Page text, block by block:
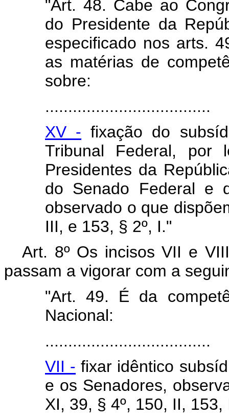
"Art. 48. Cabe ao
do Presidente da
especificado nos arts.
as matérias de
sobre:
....................................
XV - fixação do
Tribunal Federal, por
Presidentes da
do Senado Federal e
observado o que
III, e 153, § 2º, I."
Art. 8º Os incisos VII e
passam a vigorar com a
"Art. 49. É da
Nacional:
....................................
VII - fixar idêntico
e os Senadores,
XI, 39, § 4º, 150, II,